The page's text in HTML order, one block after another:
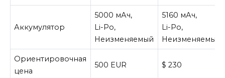
Аккумулятор
5000 мАч,
Li-Po,
Неизменяемый
5160 мАч,
Li-Po,
Неизменяемый
Ориентировочная
цена
500 EUR $ 230